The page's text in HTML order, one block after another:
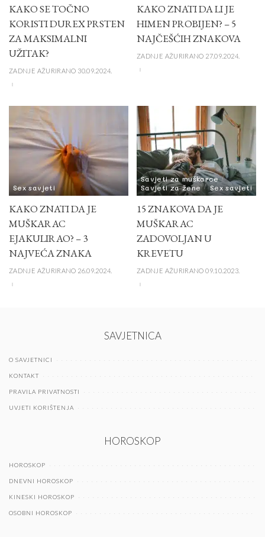
KAKO SE TOČNO
KORISTI DUREX PRSTEN
ZA MAKSIMALNI
UŽITAK?
ZADNJE AŽURIRANO 30.09.2024.
KAKO ZNATI DA LI JE
HIMEN PROBIJEN? – 5
NAJČEŠĆIH ZNAKOVA
ZADNJE AŽURIRANO 27.09.2024.
Sex savjeti
KAKO ZNATI DA JE
MUŠKARAC
EJAKULIRAO? – 3
NAJVEĆA ZNAKA
ZADNJE AŽURIRANO 26.09.2024.
Savjeti za muškarce
Savjeti za žene
Sex savjeti
15 ZNAKOVA DA JE
MUŠKARAC
ZADOVOLJAN U
KREVETU
ZADNJE AŽURIRANO 09.10.2023.
SAVJETNICA
O SAVJETNICI
KONTAKT
PRAVILA PRIVATNOSTI
UVJETI KORIŠTENJA
HOROSKOP
HOROSKOP
DNEVNI HOROSKOP
KINESKI HOROSKOP
OSOBNI HOROSKOP